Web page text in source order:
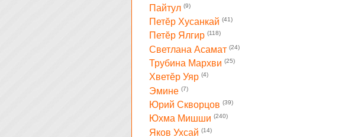
Пайтул (9)
Петĕр Хусанкай (41)
Петĕр Ялгир (118)
Светлана Асамат (24)
Трубина Мархви (25)
Хветĕр Уяр (4)
Эмине (7)
Юрий Скворцов (39)
Юхма Мишши (240)
Яков Ухсай (14)